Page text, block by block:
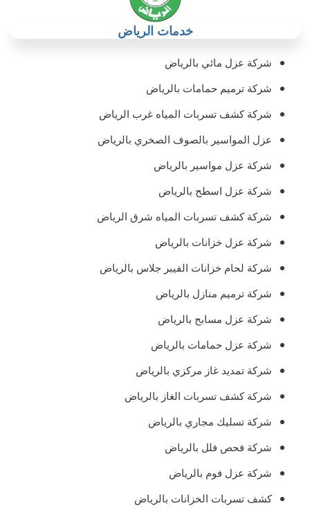
خدمات الرياض
شركة عزل مائي بالرياض
شركة ترميم حمامات بالرياض
شركة كشف تسربات المياه غرب الرياض
عزل المواسير بالصوف الصخري بالرياض
شركة عزل مواسير بالرياض
شركة عزل اسطح بالرياض
شركة كشف تسربات المياه شرق الرياض
شركة عزل خزانات بالرياض
شركة لحام خزانات الفيبر جلاس بالرياض
شركة ترميم منازل بالرياض
شركة عزل مسابح بالرياض
شركة عزل حمامات بالرياض
شركة تمديد غاز مركزي بالرياض
شركة كشف تسربات الغاز بالرياض
شركة تسليك مجاري بالرياض
شركة فحص فلل بالرياض
شركة عزل فوم بالرياض
كشف تسربات الخزانات بالرياض